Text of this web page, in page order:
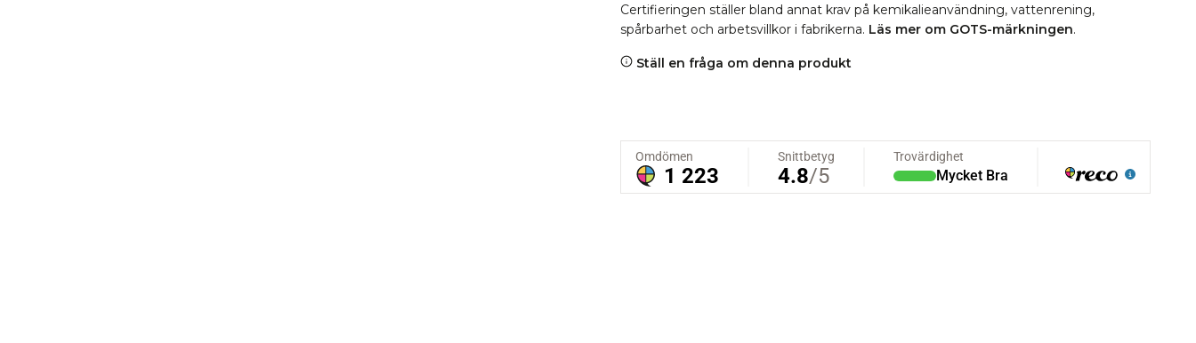
Certifieringen ställer bland annat krav på kemikalieanvändning, vattenrening,
spårbarhet och arbetsvillkor i fabrikerna. Läs mer om GOTS-märkningen.
Ställ en fråga om denna produkt